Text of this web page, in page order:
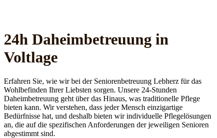
24h Daheim­betreuung in
Voltlage
Erfahren Sie, wie wir bei der Seniorenbetreuung Lebherz für das
Wohlbefinden Ihrer Liebsten sorgen. Unsere 24-Stunden
Daheimbetreuung geht über das Hinaus, was traditionelle Pflege
bieten kann. Wir verstehen, dass jeder Mensch einzigartige
Bedürfnisse hat, und deshalb bieten wir individuelle Pflegelösungen
an, die auf die spezifischen Anforderungen der jeweiligen Senioren
abgestimmt sind.